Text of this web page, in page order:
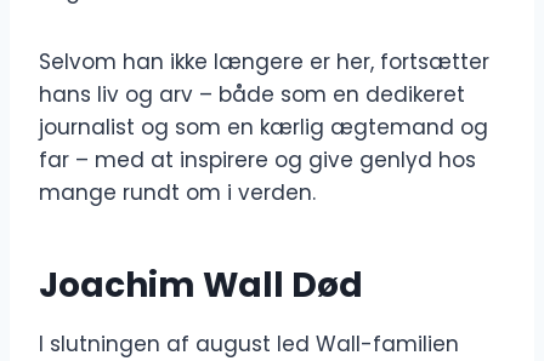
Selvom han ikke længere er her, fortsætter
hans liv og arv – både som en dedikeret
journalist og som en kærlig ægtemand og
far – med at inspirere og give genlyd hos
mange rundt om i verden.
Joachim Wall Død
I slutningen af ​​august led Wall-familien